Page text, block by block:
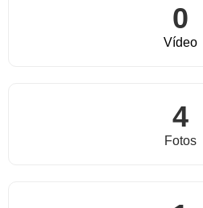
0
Vídeo
4
Fotos